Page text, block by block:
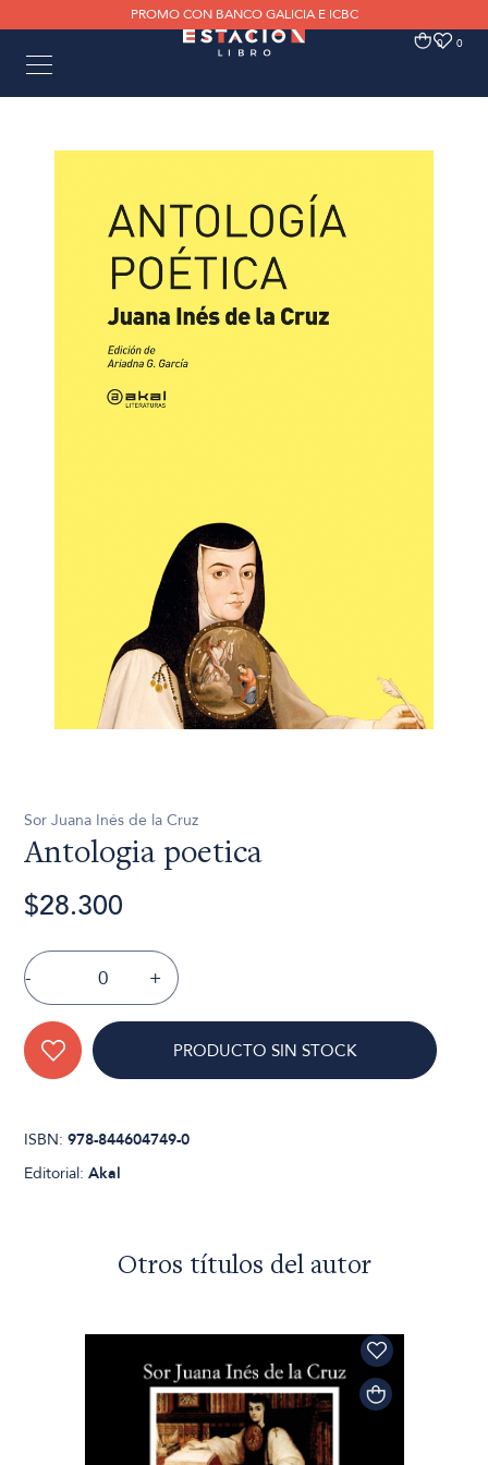
PROMO CON BANCO GALICIA E ICBC
0 0
Sor Juana Inés de la Cruz
Antologia poetica
$28.300
- +
PRODUCTO SIN STOCK
ISBN:978-844604749-0
Editorial:Akal
Otros títulos del autor